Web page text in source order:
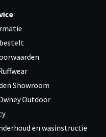
Showroom
Outdoor
en wasinstructie